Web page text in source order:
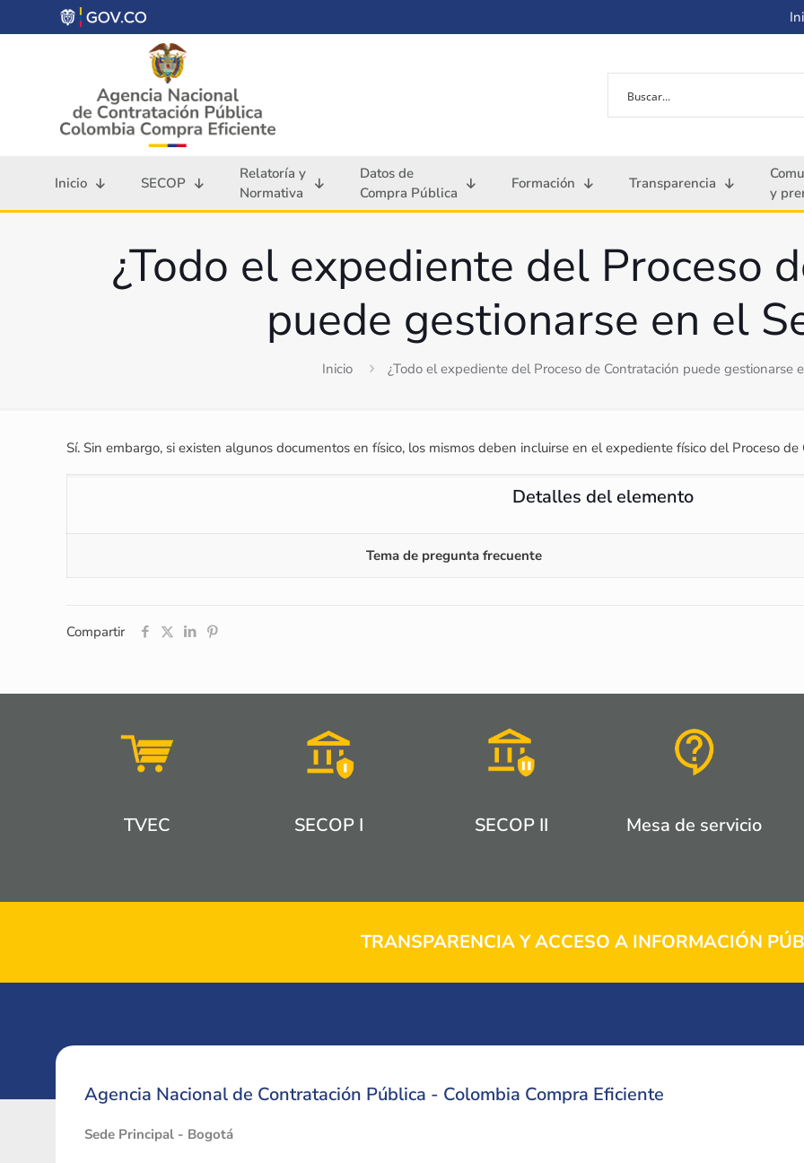
Inicio SECOP
Relatoría y
Normativa
Datos de
Compra Pública
Formación Transparencia
y
¿Todo el expediente del Proceso
puede gestionarse en el
Inicio ¿Todo el expediente del Proceso de Contratación puede gestionarse
Sí. Sin embargo, si existen algunos documentos en físico, los mismos deben incluirse en el expediente físico del Proceso
Detalles del elemento
Tema de pregunta frecuente
Compartir
TVEC SECOP I SECOP II Mesa de servicio
TRANSPARENCIA Y ACCESO A INFORMACIÓN
Agencia Nacional de Contratación Pública - Colombia Compra Eficiente
Sede Principal - Bogotá